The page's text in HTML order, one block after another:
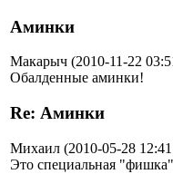
Аминки
Макарыч (2010-11-22
Обалденные аминки!
Re: Аминки
Михаил (2010-05-28
Это специальная